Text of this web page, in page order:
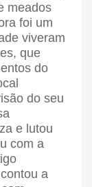
meados
foi um
viveram
que
do
do seu
e lutou
com a
a